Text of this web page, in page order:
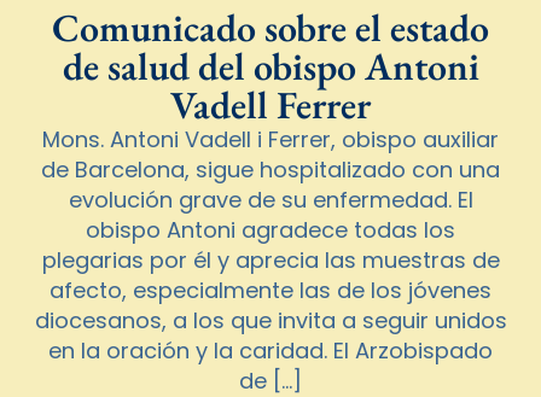
Comunicado sobre el estado
de salud del obispo Antoni
Vadell Ferrer
Mons. Antoni Vadell i Ferrer, obispo auxiliar
de Barcelona, sigue hospitalizado con una
evolución grave de su enfermedad. El
obispo Antoni agradece todas los
plegarias por él y aprecia las muestras de
afecto, especialmente las de los jóvenes
diocesanos, a los que invita a seguir unidos
en la oración y la caridad. El Arzobispado
de […]